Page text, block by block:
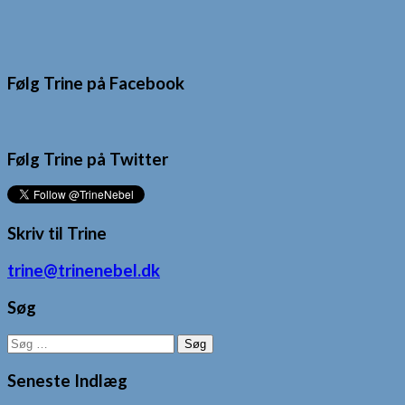
Følg Trine på Facebook
Følg Trine på Twitter
Skriv til Trine
trine@trinenebel.dk
Søg
Søg
efter:
Seneste Indlæg